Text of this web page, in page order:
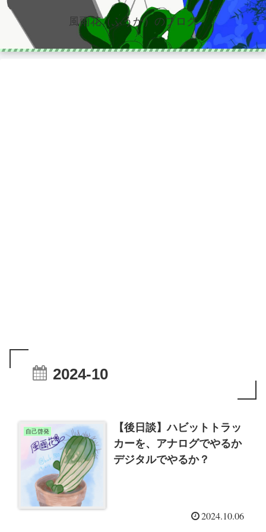
風雨花（ふうか）のブログ
2024-10
自己啓発
【後日談】ハビットトラッ
カーを、アナログでやるか
デジタルでやるか？
2024.10.06